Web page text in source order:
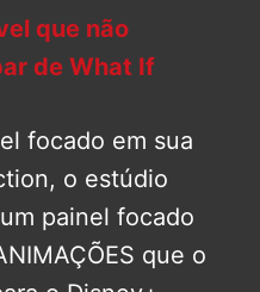
que não
de What If
focado em sua
o estúdio
painel focado
que o